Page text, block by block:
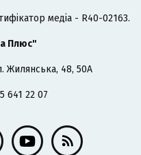
медіа - R40-02163.
Плюс"
Жилянська, 48, 50А
641 22 07